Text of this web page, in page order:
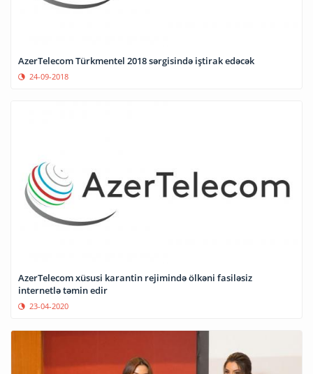
AzerTelecom Türkmentel 2018 sərgisində iştirak edəcək
24-09-2018
AzerTelecom xüsusi karantin rejimində ölkəni fasiləsiz
internetlə təmin edir
23-04-2020